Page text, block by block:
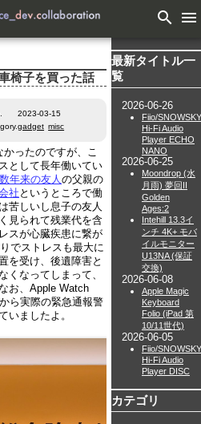
search menu
椅子を買った話
2023-03-15
gadget misc
ったのですが、こ
として長年働いてい
年来の友人の父親の
社 というところで働
苦しいし息子の友人
見られて残業代を含
スが心臓疾患に繋が
でストレスも最大に
を受け、後遺障害と
くなってしまって、
お、Apple Watch
ら実際の緊急通報警
いましたよ。
最新タイトル一
覧
2026-06-26
Fiio/SNOWSKY
Hi-Fi Audio
Player ECHO
NANO
2026-06-25
Moondrop (水
月雨) 夢回II
Golden
Ages:2
Intehill 13.3イ
ンチ 4K+ モバ
イルモニター
U13NA (保証
交換)
2026-06-08
Apple Magic
Keyboard
Folio (iPad 第
10/11世代)
2026-06-05
Fiio/SNOWSKY
Hi-Fi Audio
Player DISC
カテゴリ